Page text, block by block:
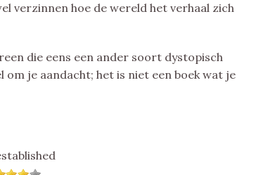
verzinnen hoe de wereld het verhaal zich
die eens een ander soort dystopisch
je aandacht; het is niet een boek wat je